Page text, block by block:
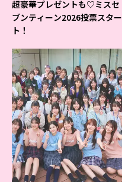
超豪華プレゼントも♡ミスセ
ブンティーン2026投票スター
ト！